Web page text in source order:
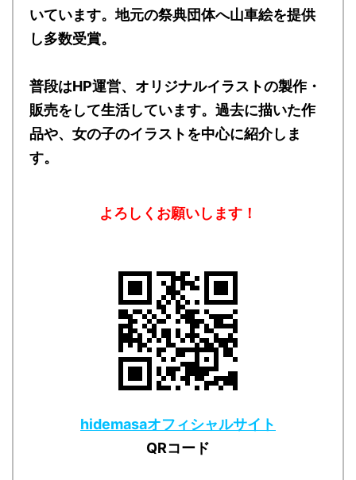
いています。地元の祭典団体へ山車絵を提供
し多数受賞。
普段はHP運営、オリジナルイラストの製作・
販売をして生活しています。過去に描いた作
品や、女の子のイラストを中心に紹介しま
す。
よろしくお願いします！
hidemasaオフィシャルサイト
QRコード